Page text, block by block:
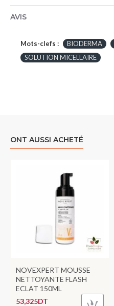
AVIS
Mots-clefs : BIODERMA
SOLUTION MICELLAIRE
ONT AUSSI ACHETÉ
NOVEXPERT MOUSSE
NETTOYANTE FLASH
ECLAT 150ML
53,325DT